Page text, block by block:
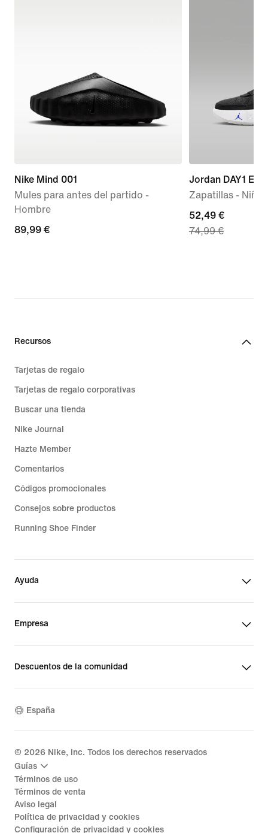
Nike Mind 001
Mules para antes del partido -
Hombre
89,99 €
89,99 €
Jordan DAY1 EO
Zapatillas -
current
price
74,99 €
52,49 €
74,99 €
Recursos
Tarjetas de regalo
Tarjetas de regalo corporativas
Buscar una tienda
Nike Journal
Hazte Member
Comentarios
Códigos promocionales
Consejos sobre productos
Running Shoe Finder
Ayuda
Empresa
Descuentos de la comunidad
España
© 2026 Nike, Inc. Todos los derechos reservados
Guías
Términos de uso
Términos de venta
Aviso legal
Política de privacidad y cookies
Configuración de privacidad y cookies